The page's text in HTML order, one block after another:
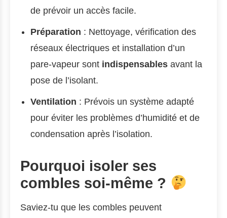
de prévoir un accès facile.
Préparation : Nettoyage, vérification des
réseaux électriques et installation d’un
pare-vapeur sont indispensables avant la
pose de l’isolant.
Ventilation : Prévois un système adapté
pour éviter les problèmes d’humidité et de
condensation après l’isolation.
Pourquoi isoler ses
combles soi-même ?
Saviez-tu que les combles peuvent